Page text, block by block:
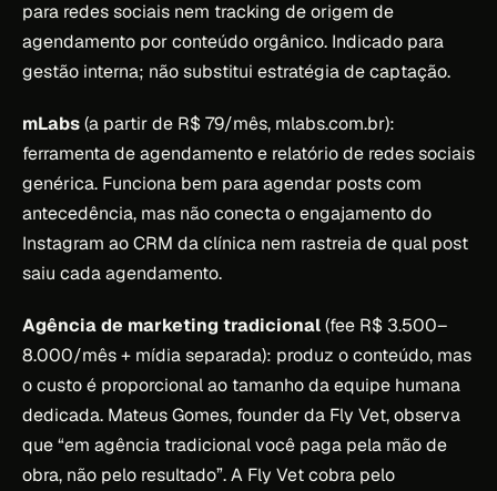
para redes sociais nem tracking de origem de
agendamento por conteúdo orgânico. Indicado para
gestão interna; não substitui estratégia de captação.
mLabs(a partir de R$ 79/mês, mlabs.com.br):
ferramenta de agendamento e relatório de redes sociais
genérica. Funciona bem para agendar posts com
antecedência, mas não conecta o engajamento do
Instagram ao CRM da clínica nem rastreia de qual post
saiu cada agendamento.
Agência de marketing tradicional(fee R$ 3.500–
8.000/mês + mídia separada): produz o conteúdo, mas
o custo é proporcional ao tamanho da equipe humana
dedicada. Mateus Gomes, founder da Fly Vet, observa
que “em agência tradicional você paga pela mão de
obra, não pelo resultado”. A Fly Vet cobra pelo